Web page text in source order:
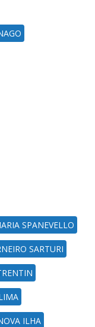
SPANEVELLO
SARTURI
ILHA